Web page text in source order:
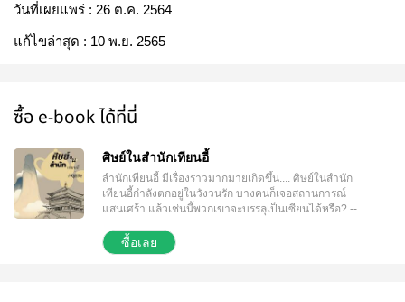
วันที่เผยแพร่ : 26 ต.ค. 2564
แก้ไขล่าสุด : 10 พ.ย. 2565
ซื้อ e-book ได้ที่นี่
ศิษย์ในสำนักเทียนอี้
สำนักเทียนอี้ มีเรื่องราวมากมายเกิดขึ้น.... ศิษย์ในสำนัก
เทียนอี้กำลังตกอยู่ในวังวนรัก บางคนก็เจอสถานการณ์
แสนเศร้า แล้วเช่นนี้พวกเขาจะบรรลุเป็นเซียนได้หรือ? --
นิยายเล่มนี้ เป็นเรื่องสั้น 4 ตอน นะคะ 1. โอบสมุทร สุ่ยปิง
เชียนชักดาบออกจากฝัก ปลายดาบคมกริบจ่ออยู่ใต้คาง
ซื้อเลย